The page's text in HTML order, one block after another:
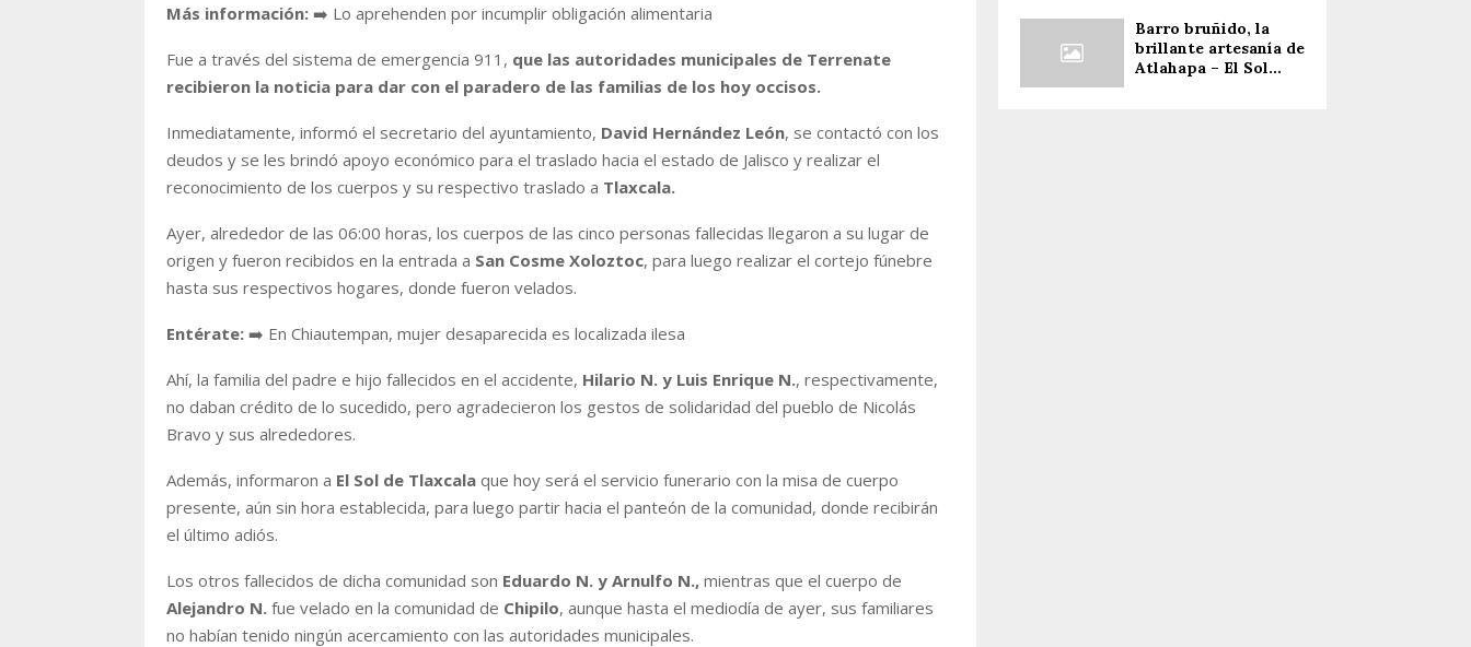
Más información: ➡️ Lo aprehenden por incumplir obligación alimentaria
Fue a través del sistema de emergencia 911, que las autoridades municipales de Terrenate
recibieron la noticia para dar con el paradero de las familias de los hoy occisos.
Inmediatamente, informó el secretario del ayuntamiento, David Hernández León, se contactó con los
deudos y se les brindó apoyo económico para el traslado hacia el estado de Jalisco y realizar el
reconocimiento de los cuerpos y su respectivo traslado a Tlaxcala.
Ayer, alrededor de las 06:00 horas, los cuerpos de las cinco personas fallecidas llegaron a su lugar de
origen y fueron recibidos en la entrada a San Cosme Xoloztoc, para luego realizar el cortejo fúnebre
hasta sus respectivos hogares, donde fueron velados.
Entérate: ➡️ En Chiautempan, mujer desaparecida es localizada ilesa
Ahí, la familia del padre e hijo fallecidos en el accidente, Hilario N. y Luis Enrique N., respectivamente,
no daban crédito de lo sucedido, pero agradecieron los gestos de solidaridad del pueblo de Nicolás
Bravo y sus alrededores.
Además, informaron a El Sol de Tlaxcala que hoy será el servicio funerario con la misa de cuerpo
presente, aún sin hora establecida, para luego partir hacia el panteón de la comunidad, donde recibirán
el último adiós.
Los otros fallecidos de dicha comunidad son Eduardo N. y Arnulfo N., mientras que el cuerpo de
Alejandro N. fue velado en la comunidad de Chipilo, aunque hasta el mediodía de ayer, sus familiares
no habían tenido ningún acercamiento con las autoridades municipales.
Barro bruñido, la
brillante artesanía de
Atlahapa – El Sol...